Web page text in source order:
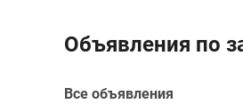
Объявления по
Все объявления